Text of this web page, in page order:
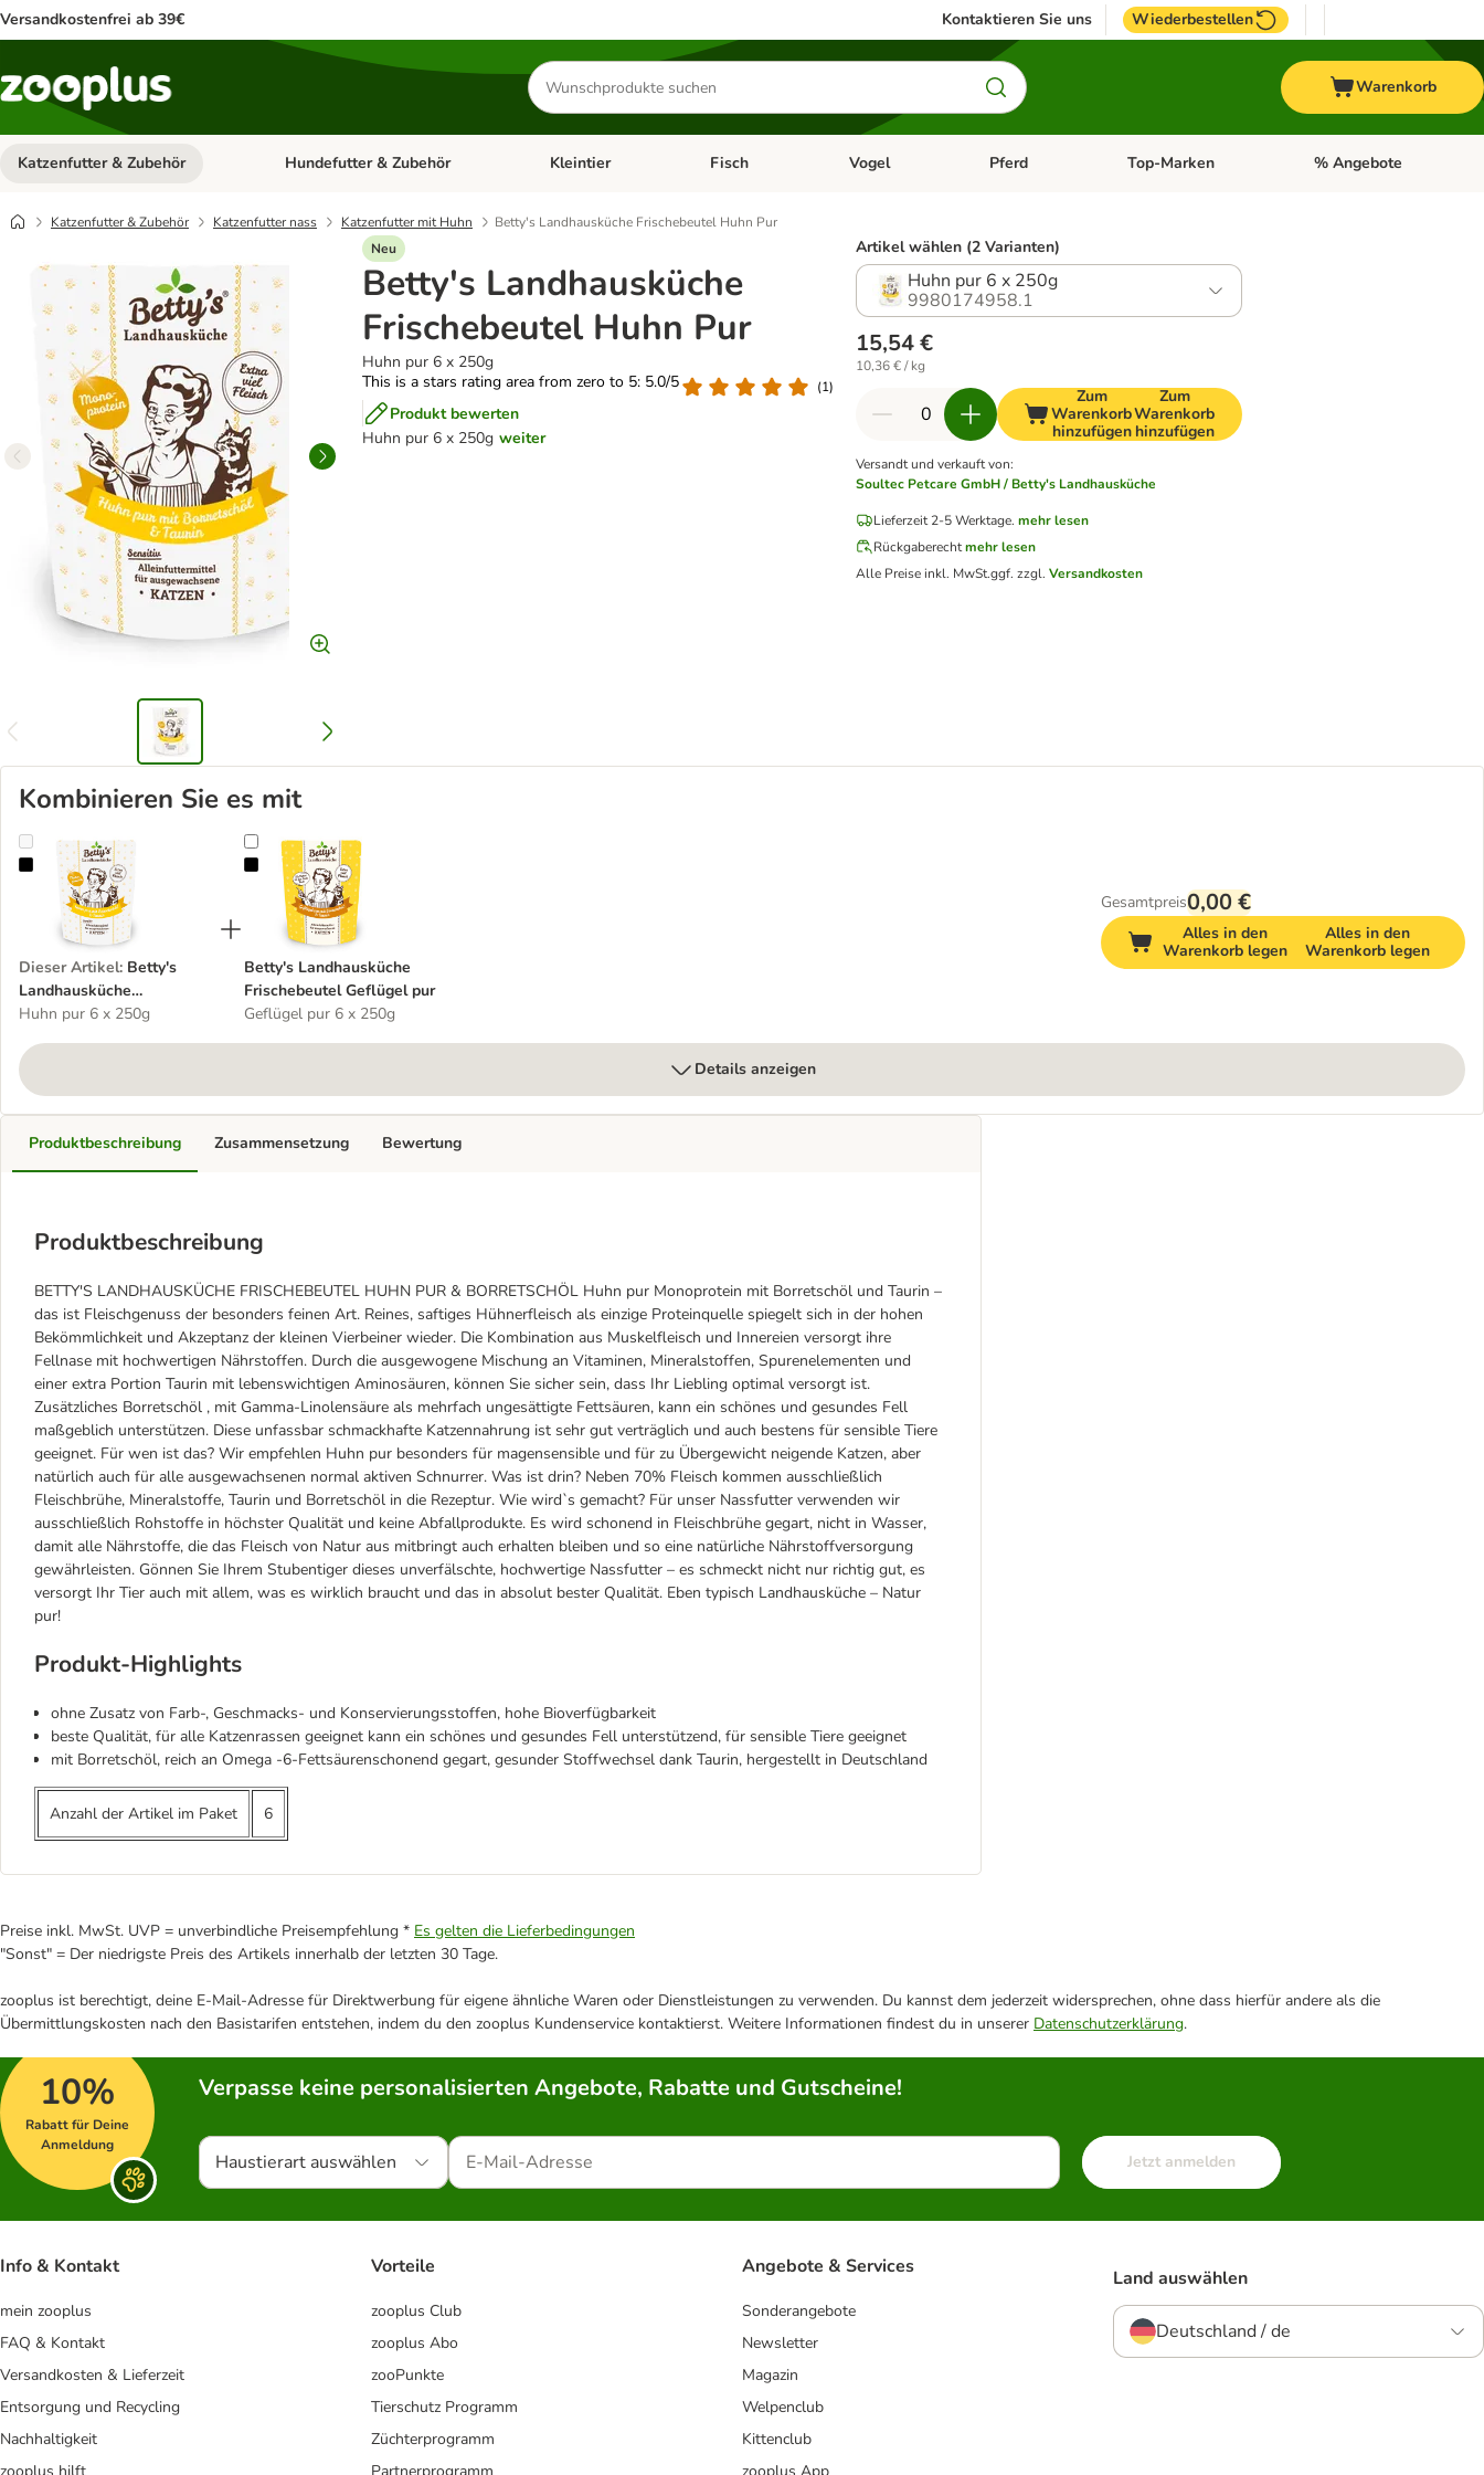
Versandkostenfrei ab 39€ Kontaktieren Sie uns Wiederbestellen
Produkte
suchen
Warenkorb
Katzenfutter & Zubehör Kategorie-Menü öffnen: Katzenfutter & Zubehör
Hundefutter & Zubehör Kategorie-Menü öffnen: Hundefutter & Zubehör
Kleintier Kategorie-Menü öffnen: Kleintier
Fisch Kategorie-Menü öffnen: Fisch
Vogel Kategorie-Menü öffnen: Vogel
Pferd Kategorie-Menü öffnen: Pferd
Top-Marken Kategorie-Menü öffnen:
% Angebote
Katzenfutter & Zubehör Katzenfutter nass Katzenfutter mit Huhn
Betty's Landhausküche Frischebeutel Huhn Pur
Neu
Betty's Landhausküche
Frischebeutel Huhn Pur
Huhn pur 6 x 250g
This is a stars rating area from zero to 5: 5.0/5
(1)
Produkt bewerten
Huhn pur 6 x 250g weiter
Artikel wählen (2 Varianten)
Huhn pur 6 x 250g
9980174958.1
15,54 €
10,36 € / kg
Zum
Warenkorb
hinzufügen
Zum
Warenkorb
hinzufügen
Versandt und verkauft von:
Soultec Petcare GmbH / Betty's Landhausküche
Lieferzeit 2-5 Werktage. mehr lesen
Rückgaberechtmehr lesen
Alle Preise inkl. MwSt.ggf. zzgl.Versandkosten
Kombinieren Sie es mit
Betty's Landhausküche Frischebeutel Huhn Pur
Dieser Artikel: Betty's
Landhausküche
Frischebeutel Huhn Pur
Huhn pur 6 x 250g
Betty's Landhausküche Frischebeutel Geflügel pur
Betty's Landhausküche
Frischebeutel Geflügel pur
Geflügel pur 6 x 250g
Gesamtpreis0,00 €
Alles in den
Warenkorb legen
Alles in den
Warenkorb legen
Details anzeigen
Produktbeschreibung
Produktbeschreibung
BETTY'S LANDHAUSKÜCHE FRISCHEBEUTEL HUHN PUR & BORRETSCHÖL Huhn pur Monoprotein mit Borretschöl und Taurin –
das ist Fleischgenuss der besonders feinen Art. Reines, saftiges Hühnerfleisch als einzige Proteinquelle spiegelt sich in der hohen
Bekömmlichkeit und Akzeptanz der kleinen Vierbeiner wieder. Die Kombination aus Muskelfleisch und Innereien versorgt ihre
Fellnase mit hochwertigen Nährstoffen. Durch die ausgewogene Mischung an Vitaminen, Mineralstoffen, Spurenelementen und
einer extra Portion Taurin mit lebenswichtigen Aminosäuren, können Sie sicher sein, dass Ihr Liebling optimal versorgt ist.
Zusätzliches Borretschöl , mit Gamma-Linolensäure als mehrfach ungesättigte Fettsäuren, kann ein schönes und gesundes Fell
maßgeblich unterstützen. Diese unfassbar schmackhafte Katzennahrung ist sehr gut verträglich und auch bestens für sensible Tiere
geeignet. Für wen ist das? Wir empfehlen Huhn pur besonders für magensensible und für zu Übergewicht neigende Katzen, aber
natürlich auch für alle ausgewachsenen normal aktiven Schnurrer. Was ist drin? Neben 70% Fleisch kommen ausschließlich
Fleischbrühe, Mineralstoffe, Taurin und Borretschöl in die Rezeptur. Wie wird`s gemacht? Für unser Nassfutter verwenden wir
ausschließlich Rohstoffe in höchster Qualität und keine Abfallprodukte. Es wird schonend in Fleischbrühe gegart, nicht in Wasser,
damit alle Nährstoffe, die das Fleisch von Natur aus mitbringt auch erhalten bleiben und so eine natürliche Nährstoffversorgung
gewährleisten. Gönnen Sie Ihrem Stubentiger dieses unverfälschte, hochwertige Nassfutter – es schmeckt nicht nur richtig gut, es
versorgt Ihr Tier auch mit allem, was es wirklich braucht und das in absolut bester Qualität. Eben typisch Landhausküche – Natur
pur!
Produkt-Highlights
ohne Zusatz von Farb-, Geschmacks- und Konservierungsstoffen, hohe Bioverfügbarkeit
beste Qualität, für alle Katzenrassen geeignet kann ein schönes und gesundes Fell unterstützend, für sensible Tiere geeignet
mit Borretschöl, reich an Omega -6-Fettsäurenschonend gegart, gesunder Stoffwechsel dank Taurin, hergestellt in Deutschland
Anzahl der Artikel im Paket 6
Zusammensetzung Bewertung
Preise inkl. MwSt. UVP = unverbindliche Preisempfehlung * Es gelten die Lieferbedingungen
"Sonst" = Der niedrigste Preis des Artikels innerhalb der letzten 30 Tage.
zooplus ist berechtigt, deine E-Mail-Adresse für Direktwerbung für eigene ähnliche Waren oder Dienstleistungen zu verwenden. Du kannst dem jederzeit widersprechen, ohne dass hierfür andere als die
Übermittlungskosten nach den Basistarifen entstehen, indem du den zooplus Kundenservice kontaktierst. Weitere Informationen findest du in unserer Datenschutzerklärung.
10%
Rabatt für Deine
Anmeldung
Verpasse keine personalisierten Angebote, Rabatte und Gutscheine!
Haustierart auswählen Jetzt anmelden
Info & Kontakt
mein zooplus
FAQ & Kontakt
Versandkosten & Lieferzeit
Entsorgung und Recycling
Nachhaltigkeit
Vorteile
zooplus Club
zooplus Abo
zooPunkte
Tierschutz Programm
Züchterprogramm
Angebote & Services
Sonderangebote
Newsletter
Magazin
Welpenclub
Kittenclub
Land auswählen
Deutschland / de